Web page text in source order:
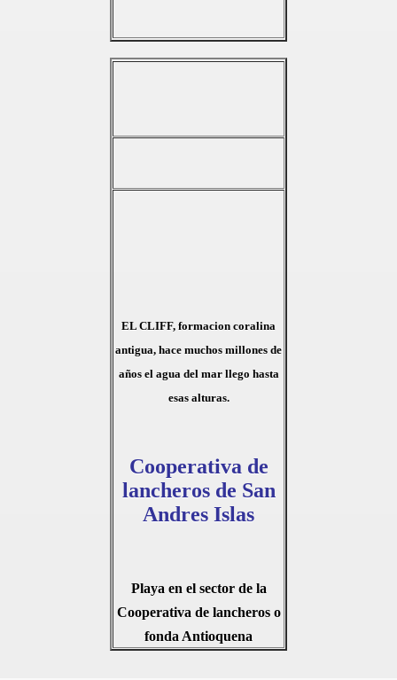
EL CLIFF, formacion coralina
antigua, hace muchos millones de
años el agua del mar llego hasta
esas alturas.
Cooperativa de
lancheros de San
Andres Islas
Playa en el sector de la
Cooperativa de lancheros o
fonda Antioquena